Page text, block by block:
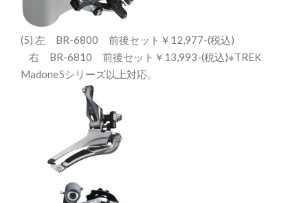
(5) 左 BR-6800 前後セット￥12,977-(税込)
右 BR-6810 前後セット￥13,993-(税込)※TREK
Madone5シリーズ以上対応。